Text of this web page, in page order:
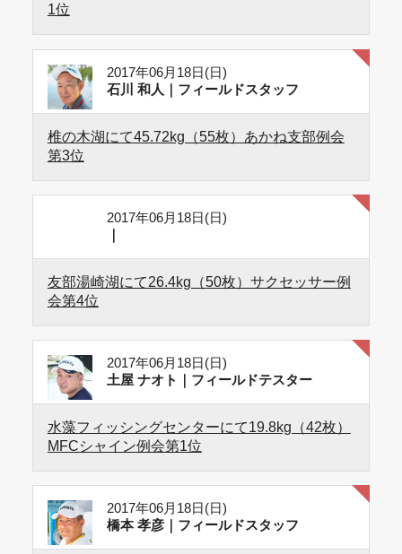
1位
2017年06月18日(日)
石川 和人｜フィールドスタッフ
椎の木湖にて45.72kg（55枚）あかね支部例会
第3位
2017年06月18日(日)
｜
友部湯崎湖にて26.4kg（50枚）サクセッサー例
会第4位
2017年06月18日(日)
土屋 ナオト｜フィールドテスター
水藻フィッシングセンターにて19.8kg（42枚）
MFCシャイン例会第1位
2017年06月18日(日)
橋本 孝彦｜フィールドスタッフ